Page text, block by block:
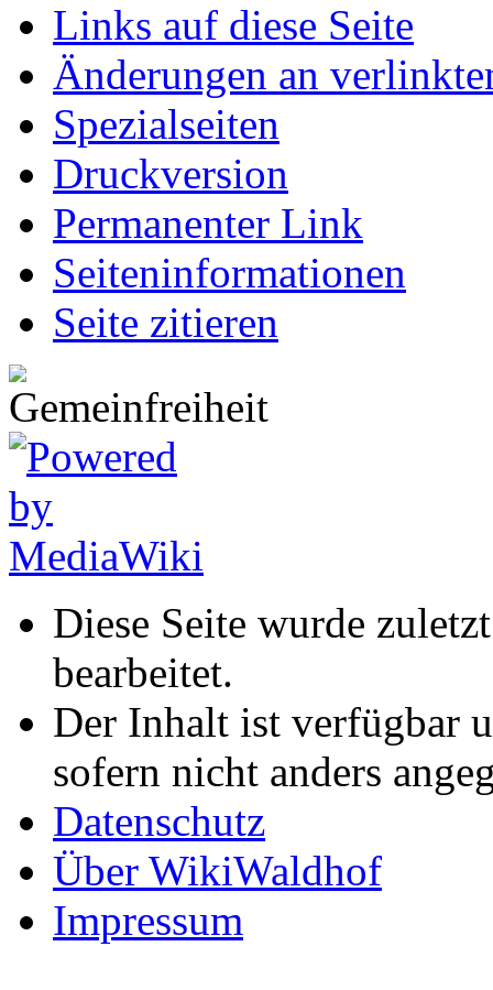
Links auf diese Seite
Änderungen an
Spezialseiten
Druckversion
Permanenter Link
Seiten­informationen
Seite zitieren
Diese Seite wurde
bearbeitet.
Der Inhalt ist verfügbar
sofern nicht anders
Datenschutz
Über WikiWaldhof
Impressum